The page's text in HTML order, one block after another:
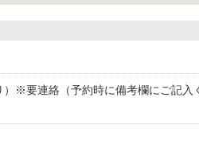
※要連絡（予約時に備考欄にご記入